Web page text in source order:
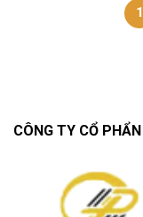
1
CÔNG TY CỔ